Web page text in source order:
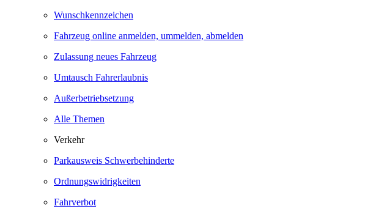
Wunschkennzeichen
Fahrzeug online anmelden, ummelden, abmelden
Zulassung neues Fahrzeug
Umtausch Fahrerlaubnis
Außerbetriebsetzung
Alle Themen
Verkehr
Parkausweis Schwerbehinderte
Ordnungswidrigkeiten
Fahrverbot